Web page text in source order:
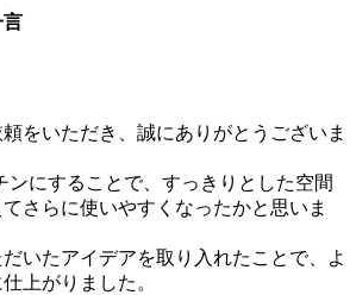
言
をいただき、誠にありがとうございま
ンにすることで、すっきりとした空間
さらに使いやすくなったかと思いま
いたアイデアを取り入れたことで、よ
上がりました。